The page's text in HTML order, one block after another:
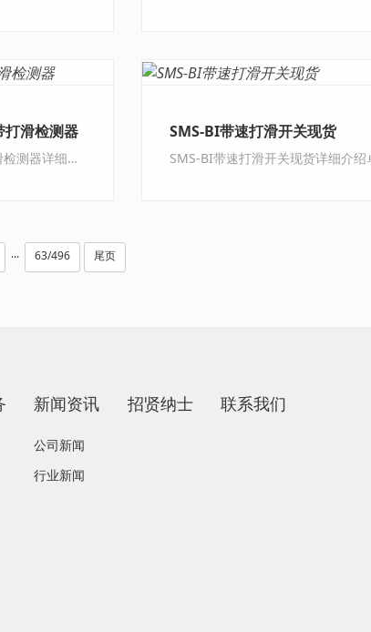
打滑检测器
SMS-PXK-BI矿用传输机械皮带打滑检测器详细介绍卓信SMS-PXK-BI矿用传输机械皮带打滑检···
SMS-BI带速打滑开关现货
··· 63/496 尾页
新闻资讯
公司新闻
行业新闻
招贤纳士 联系我们